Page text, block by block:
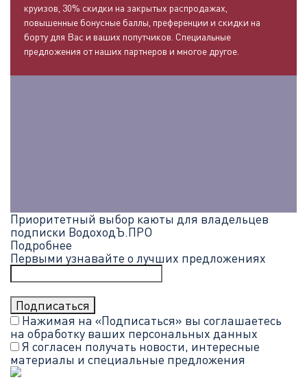
круизов, 30% скидки на закрытых распродажах,
повышенные бонусные баллы, преференции и скидки на
борту для Вас и ваших попутчиков. Специальные
предложения от наших партнеров и многое другое.
Приоритетный выбор каюты для владельцев
подписки ВодоходЪ.ПРО
Подробнее
Первыми узнавайте о лучших предложениях
Нажимая на «Подписаться» вы соглашаетесь
на обработку ваших персональных данных
Я согласен получать новости, интересные
материалы и специальные предложения